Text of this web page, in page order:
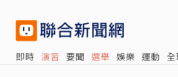
即時 演習 要聞 選舉 娛樂 運動
Google Chrome終於可